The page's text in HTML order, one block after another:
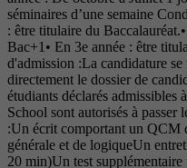
séminaires d’une semaine
: être titulaire du
Bac+1• En 3e année : être
d'admission :La candidature
directement le dossier de
étudiants déclarés admissibles
School sont autorisés à passer
:Un écrit comportant un QCM
générale et de logiqueUn
20 min)Un test